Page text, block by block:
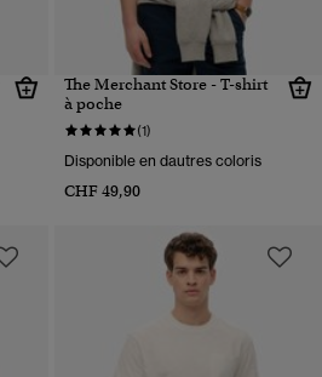
The Merchant Store - T-shirt
à poche
(1)
Disponible en dautres coloris
CHF 49,90